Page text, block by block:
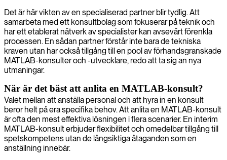
Det är här vikten av en specialiserad partner blir tydlig. Att
samarbeta med ett konsultbolag som fokuserar på teknik och
har ett etablerat nätverk av specialister kan avsevärt förenkla
processen. En sådan partner förstår inte bara de tekniska
kraven utan har också tillgång till en pool av förhandsgranskade
MATLAB-konsulter och -utvecklare, redo att ta sig an nya
utmaningar.
När är det bäst att anlita en MATLAB-konsult?
Valet mellan att anställa personal och att hyra in en konsult
beror helt på era specifika behov. Att anlita en MATLAB-konsult
är ofta den mest effektiva lösningen i flera scenarier. En interim
MATLAB-konsult erbjuder flexibilitet och omedelbar tillgång till
spetskompetens utan de långsiktiga åtaganden som en
anställning innebär.